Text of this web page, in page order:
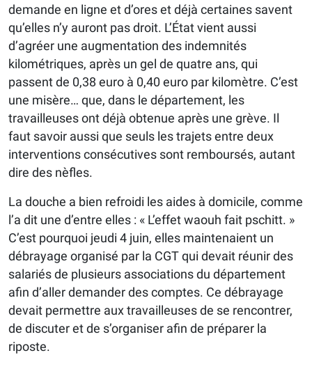
demande en ligne et d’ores et déjà certaines savent
qu’elles n’y auront pas droit. L’État vient aussi
d’agréer une augmentation des indemnités
kilométriques, après un gel de quatre ans, qui
passent de 0,38 euro à 0,40 euro par kilomètre. C’est
une misère… que, dans le département, les
travailleuses ont déjà obtenue après une grève. Il
faut savoir aussi que seuls les trajets entre deux
interventions consécutives sont remboursés, autant
dire des nèfles.
La douche a bien refroidi les aides à domicile, comme
l’a dit une d’entre elles : « L’effet waouh fait pschitt. »
C’est pourquoi jeudi 4 juin, elles maintenaient un
débrayage organisé par la CGT qui devait réunir des
salariés de plusieurs associations du département
afin d’aller demander des comptes. Ce débrayage
devait permettre aux travailleuses de se rencontrer,
de discuter et de s’organiser afin de préparer la
riposte.